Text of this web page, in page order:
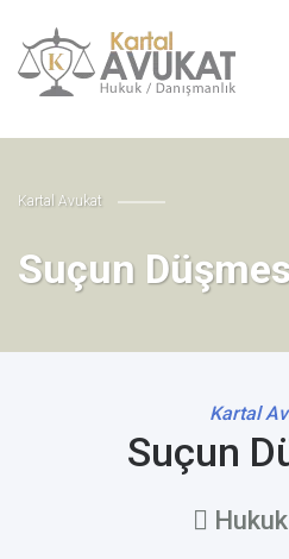
Kartal Avukat
Suçun
Kartal
Suçun